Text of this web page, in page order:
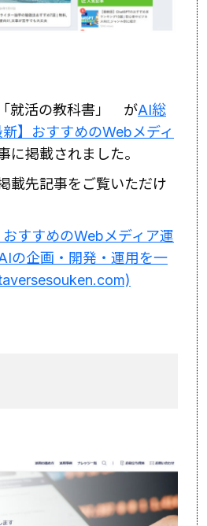
就活の教科書」 がAI総
】 おすすめのWebメディ
に掲載されました。
載先記事をご覧いただけ
おすすめのWebメディア運
の企画・開発・運用を一